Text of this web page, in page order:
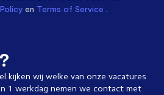
en Terms of Service .
kijken wij welke van onze vacatures
1 werkdag nemen we contact met